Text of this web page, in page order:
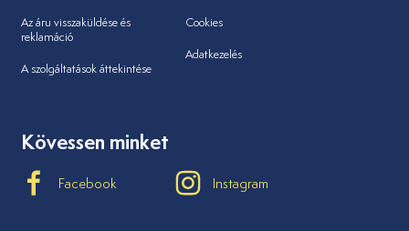
Az áru visszaküldése és
reklamáció
A szolgáltatások áttekintése
Cookies
Adatkezelés
Kövessen minket
Facebook Instagram